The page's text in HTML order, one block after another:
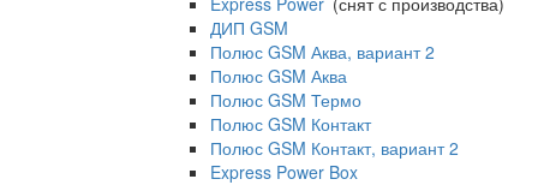
ДИП GSM
Полюс GSM Аква, вариант 2
Полюс GSM Аква
Полюс GSM Термо
Полюс GSM Контакт
Полюс GSM Контакт, вариант 2
Express Power Box